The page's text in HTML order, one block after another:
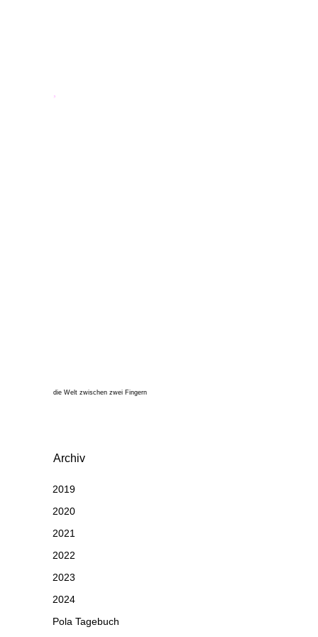
die Welt zwischen zwei Fingern
Archiv
2019
2020
2021
2022
2023
2024
Pola Tagebuch